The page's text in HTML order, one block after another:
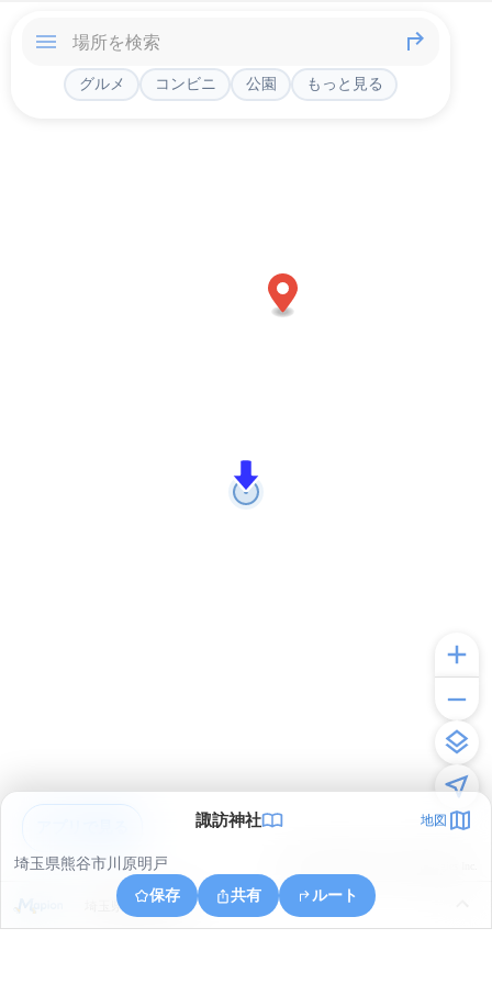
グルメ コンビニ 公園 もっと見る
諏訪神社 地図
埼玉県熊谷市川原明戸
保存
共有 ルート
埼玉県深谷市本田